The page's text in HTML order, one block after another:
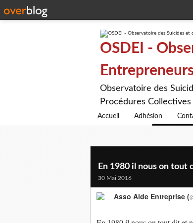
OSDEI -
Observatoire des
Procédures
Accueil Adhésion
En 1980 il nous on tout
30 Mai 2016
Asso Aide Entreprise (